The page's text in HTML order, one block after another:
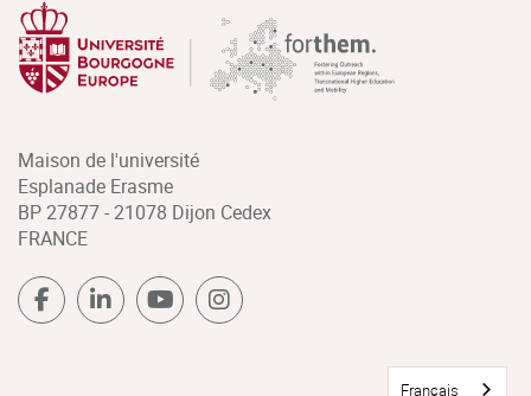
Maison de l'université
Esplanade Erasme
BP 27877 - 21078 Dijon Cedex
FRANCE
Français